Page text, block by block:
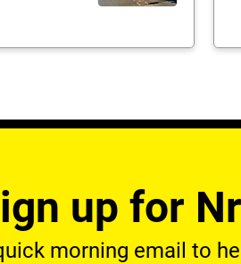
up for
morning email to